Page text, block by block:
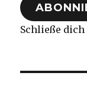
Schließe dich